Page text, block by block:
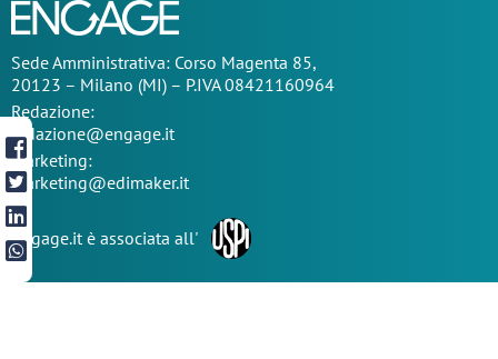
SedeAmministrativa: Corso Magenta 85,
20123 – Milano (MI) – P.IVA 08421160964
Redazione:
redazione@engage.it
Marketing:
marketing@edimaker.it
Engage.it è associata all'